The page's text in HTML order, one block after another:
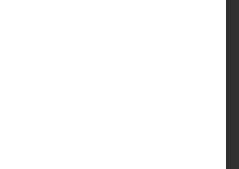
über Erfahrungen, die an
bei der Durchführung von
für Lehramtsstudierende
Daneben bietet sie Tipps und
solches praktisches
kann und was bei der